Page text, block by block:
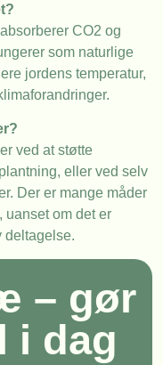
CO2 og
som naturlige
jordens temperatur,
ved at støtte
eller ved selv
Der er mange måder
uanset om det er
deltagelse.
– gør
i dag